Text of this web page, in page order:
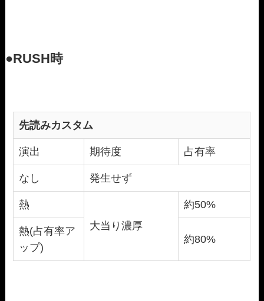
●RUSH時
先読みカスタム
演出 期待度 占有率
なし 発生せず
熱
大当り濃厚
約50%
熱(占有率ア
ップ)
約80%